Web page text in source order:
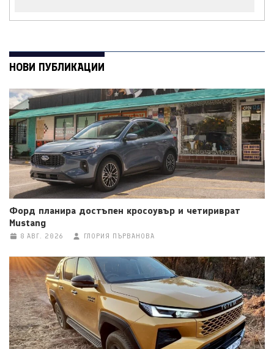
НОВИ ПУБЛИКАЦИИ
Форд планира достъпен кросоувър и четириврат
Mustang
8 АВГ. 2026 ГЛОРИЯ ПЪРВАНОВА